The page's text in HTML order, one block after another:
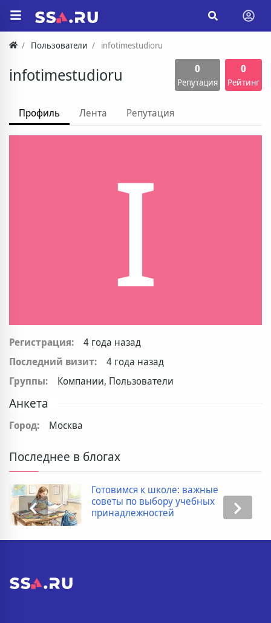
Пользователи infotimestudioru
infotimestudioru 0
Репутация
0
Рейтинг
Профиль Лента Репутация
I
Регистрация:
4 года назад
Последний визит:
4 года назад
Группы:
Компании, Пользователи
Анкета
Город: Москва
Последнее в блогах
Готовимся к школе: важные
советы по выбору учебных
принадлежностей